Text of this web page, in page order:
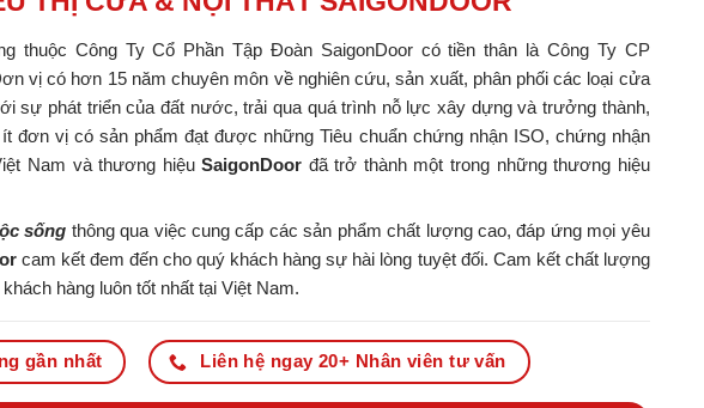
thuộc Công Ty Cổ Phần Tập Đoàn SaigonDoor có tiền thân là Công Ty CP
vị có hơn 15 năm chuyên môn về nghiên cứu, sản xuất, phân phối các loại cửa
sự phát triển của đất nước, trải qua quá trình nỗ lực xây dựng và trưởng thành,
đơn vị có sản phẩm đạt được những Tiêu chuẩn chứng nhận ISO, chứng nhận
Nam và thương hiệuSaigonDoor đã trở thành một trong những thương hiệu
sống thông qua việc cung cấp các sản phẩm chất lượng cao, đáp ứng mọi yêu
cam kết đem đến cho quý khách hàng sự hài lòng tuyệt đối. Cam kết chất lượng
hàng luôn tốt nhất tại Việt Nam.
gần nhất Liên hệ ngay 20+ Nhân viên tư vấn